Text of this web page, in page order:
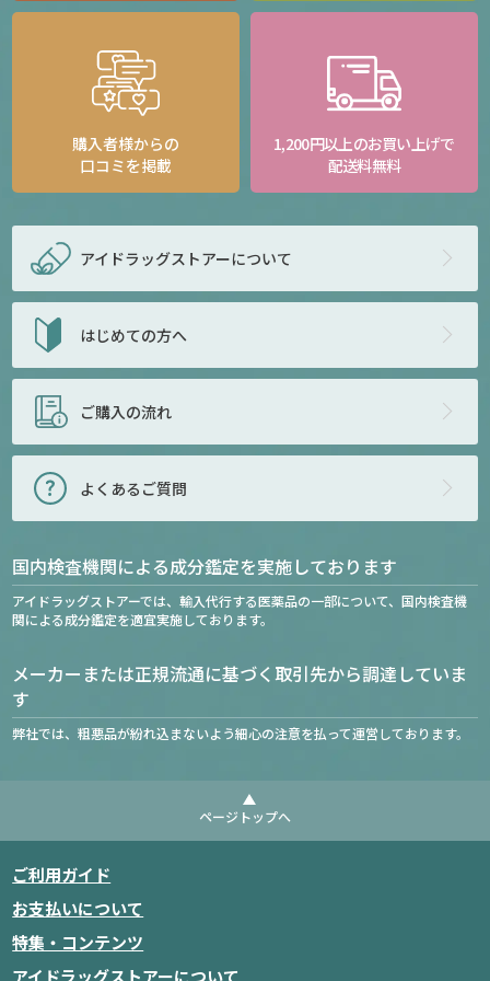
購入者様からの
口コミを掲載
1,200円以上のお買い上げで
配送料無料
アイドラッグストアーについて
はじめての方へ
ご購入の流れ
よくあるご質問
国内検査機関による成分鑑定を実施しております
アイドラッグストアーでは、輸入代行する医薬品の一部について、国内検査機
関による成分鑑定を適宜実施しております。
メーカーまたは正規流通に基づく取引先から調達していま
す
弊社では、粗悪品が紛れ込まないよう細心の注意を払って運営しております。
ページトップへ
ご利用ガイド
お支払いについて
特集・コンテンツ
アイドラッグストアーについて